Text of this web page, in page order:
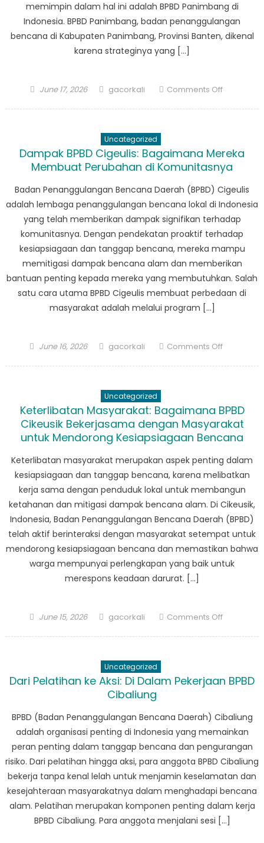
memimpin dalam hal ini adalah BPBD Panimbang di
Indonesia. BPBD Panimbang, badan penanggulangan
bencana di Kabupaten Panimbang, Provinsi Banten, dikenal
karena strateginya yang […]
Posted
June 17, 2026 Author
gacorkali Comments Offon
dalam
Bencana
Uncategorized
Dampak BPBD Cigeulis: Bagaimana Mereka
Membuat Perubahan di Komunitasnya
Badan Penanggulangan Bencana Daerah (BPBD) Cigeulis
adalah lembaga penanggulangan bencana lokal di Indonesia
yang telah memberikan dampak signifikan terhadap
komunitasnya. Dengan pendekatan proaktif terhadap
kesiapsiagaan dan tanggap bencana, mereka mampu
memitigasi dampak bencana alam dan memberikan
bantuan penting kepada mereka yang membutuhkan. Salah
satu cara utama BPBD Cigeulis membuat perbedaan di
masyarakat adalah melalui program […]
Posted
June 16, 2026 Author
gacorkali Comments Offon
Mereka
Membuat
Uncategorized
Keterlibatan Masyarakat: Bagaimana BPBD
Cikeusik Bekerjasama dengan Masyarakat
untuk Mendorong Kesiapsiagaan Bencana
Keterlibatan masyarakat merupakan aspek penting dalam
kesiapsiagaan dan tanggap bencana, karena melibatkan
kerja sama dengan penduduk lokal untuk membangun
ketahanan dan mitigasi dampak bencana alam. Di Cikeusik,
Indonesia, Badan Penanggulangan Bencana Daerah (BPBD)
telah aktif berinteraksi dengan masyarakat setempat untuk
mendorong kesiapsiagaan bencana dan memastikan bahwa
warga mempunyai perlengkapan yang baik untuk
merespons keadaan darurat. […]
Posted
June 15, 2026 Author
gacorkali Comments Offon
Cikeusik
dengan
untuk
Bencana
Uncategorized
Dari Pelatihan ke Aksi: Di ​​Dalam Pekerjaan BPBD
Cibaliung
BPBD (Badan Penanggulangan Bencana Daerah) Cibaliung
adalah organisasi penting di Indonesia yang memainkan
peran penting dalam tanggap bencana dan pengurangan
risiko. Dari pelatihan hingga aksi, para anggota BPBD Cibaliung
bekerja tanpa kenal lelah untuk menjamin keselamatan dan
kesejahteraan masyarakatnya dalam menghadapi bencana
alam. Pelatihan merupakan komponen penting dalam kerja
BPBD Cibaliung. Para anggota menjalani sesi […]